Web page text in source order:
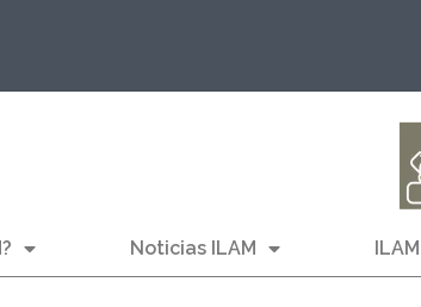
Noticias ILAM